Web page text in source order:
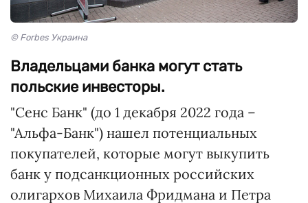
© Forbes Украина
Владельцами банка могут стать
польские инвесторы.
"Сенс Банк" (до 1 декабря 2022 года –
"Альфа-Банк") нашел потенциальных
покупателей, которые могут выкупить
банк у подсанкционных российских
олигархов Михаила Фридмана и Петра